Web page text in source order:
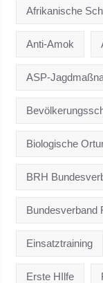
Afrikanische
Anti-Amok
ASP-
Biologische
BRH
Bundesverband
Einsatztraining
Erste HIlfe